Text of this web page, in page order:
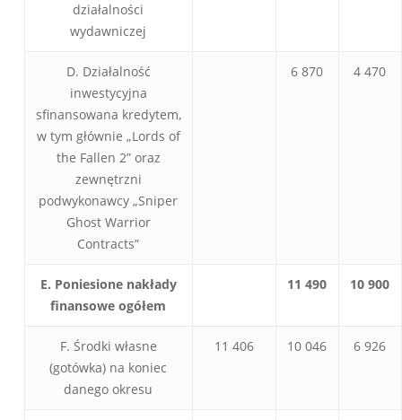
działalności
wydawniczej
D. Działalność
inwestycyjna
sfinansowana kredytem,
w tym głównie „Lords of
the Fallen 2” oraz
zewnętrzni
podwykonawcy „Sniper
Ghost Warrior
Contracts”
6 870 4 470
E. Poniesione nakłady
finansowe ogółem
11 490 10 900
F. Środki własne
(gotówka) na koniec
danego okresu
11 406 10 046 6 926